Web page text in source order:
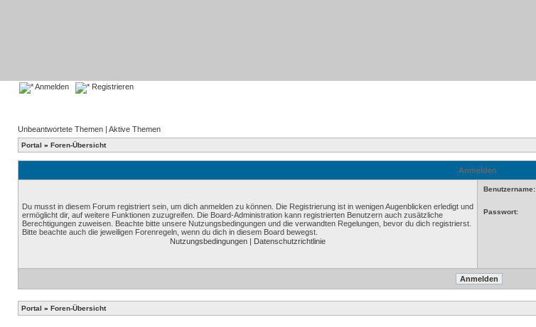
Anmelden Registrieren
Unbeantwortete Themen | Aktive Themen
Portal » Foren-Übersicht
Anmelden
Du musst in diesem Forum registriert sein, um dich anmelden zu können. Die Registrierung ist in wenigen Augenblicken erledigt und
ermöglicht dir, auf weitere Funktionen zuzugreifen. Die Board-Administration kann registrierten Benutzern auch zusätzliche
Berechtigungen zuweisen. Beachte bitte unsere Nutzungsbedingungen und die verwandten Regelungen, bevor du dich registrierst.
Bitte beachte auch die jeweiligen Forenregeln, wenn du dich in diesem Board bewegst.
Nutzungsbedingungen | Datenschutzrichtlinie
Benutzername:
Passwort:
Portal » Foren-Übersicht